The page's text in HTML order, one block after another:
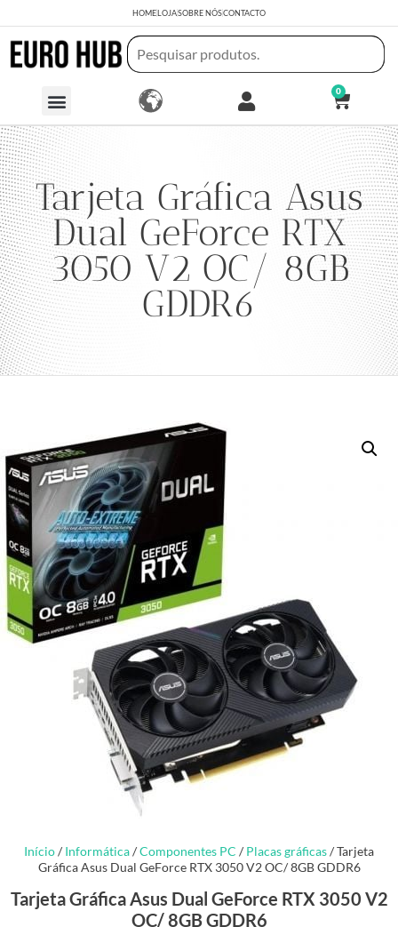
HOMELOJASOBRE NÓSCONTACTO
0
Tarjeta Gráfica Asus
Dual GeForce RTX
3050 V2 OC/ 8GB
GDDR6
Início/ Informática/Componentes PC / Placas gráficas/ Tarjeta
Gráfica Asus Dual GeForce RTX 3050 V2 OC/ 8GB GDDR6
Tarjeta Gráfica Asus Dual GeForce RTX 3050 V2
OC/ 8GB GDDR6